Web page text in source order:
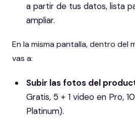
a partir de tus datos, lista
ampliar.
En la misma pantalla, dentro del
vas a:
Subir las fotos del
Gratis, 5 + 1 video en Pro,
Platinum).